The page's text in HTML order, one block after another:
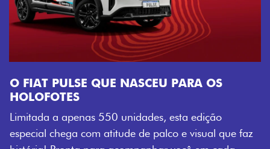
faz